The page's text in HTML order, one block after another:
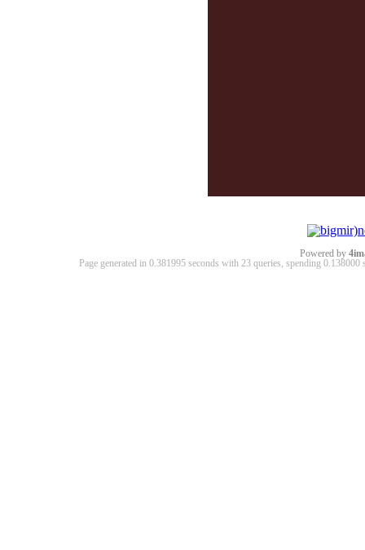
Powered by
Page generated in 0.381995 seconds with 23 queries, spending